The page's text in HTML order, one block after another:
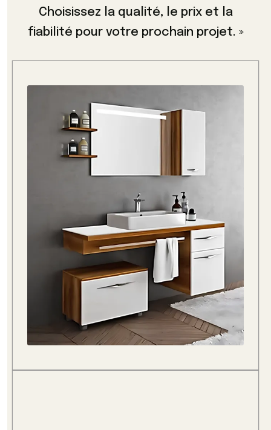
Choisissez la qualité, le prix et la
fiabilité pour votre prochain projet. »